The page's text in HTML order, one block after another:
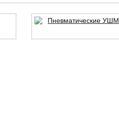
Пневматические УШМ